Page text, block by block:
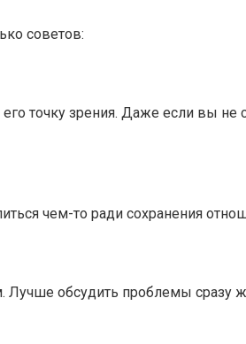
советов:
точку зрения. Даже если вы
чем-то ради сохранения
Лучше обсудить проблемы